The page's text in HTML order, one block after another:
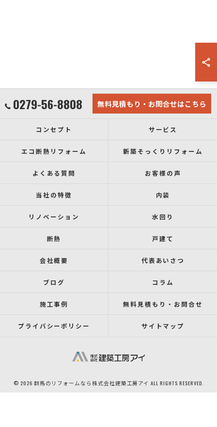
0279-56-8808 無料見積もり・お問合せはこちら
コンセプト サービス
エコ断熱リフォーム 新築そっくりリフォーム
よくある質問 お客様の声
当社の特徴 内装
リノベーション 水回り
断熱 戸建て
会社概要 代表あいさつ
ブログ コラム
施工事例 無料見積もり・お問合せ
プライバシーポリシー サイトマップ
© 2026 群馬のリフォームなら株式会社建築工房アイ ALL RIGHTS RESERVED.